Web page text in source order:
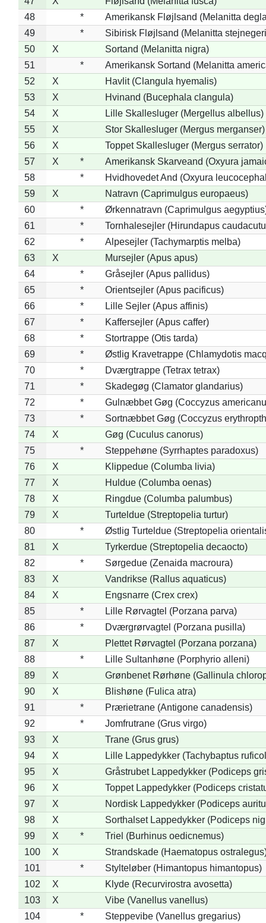
48
*
Amerikansk Fløjlsand (Melanitta
49
*
Sibirisk Fløjlsand (Melanitta
50
X
Sortand (Melanitta nigra)
51
*
Amerikansk Sortand (Melanitta
52
X
Havlit (Clangula hyemalis)
53
X
Hvinand (Bucephala clangula)
54
X
Lille Skallesluger (Mergellus albellus)
55
X
Stor Skallesluger (Mergus merganser)
56
X
Toppet Skallesluger (Mergus serrator)
57
X *
Amerikansk Skarveand (Oxyura
58
*
Hvidhovedet And (Oxyura
59
X
Natravn (Caprimulgus europaeus)
60
*
Ørkennatravn (Caprimulgus
61
*
Tornhalesejler (Hirundapus
62
*
Alpesejler (Tachymarptis melba)
63
X
Mursejler (Apus apus)
64
*
Gråsejler (Apus pallidus)
65
*
Orientsejler (Apus pacificus)
66
*
Lille Sejler (Apus affinis)
67
*
Kaffersejler (Apus caffer)
68
*
Stortrappe (Otis tarda)
69
*
Østlig Kravetrappe (Chlamydotis
70
*
Dværgtrappe (Tetrax tetrax)
71
*
Skadegøg (Clamator glandarius)
72
*
Gulnæbbet Gøg (Coccyzus
73
*
Sortnæbbet Gøg (Coccyzus
74
X
Gøg (Cuculus canorus)
75
*
Steppehøne (Syrrhaptes paradoxus)
76
X
Klippedue (Columba livia)
77
X
Huldue (Columba oenas)
78
X
Ringdue (Columba palumbus)
79
X
Turteldue (Streptopelia turtur)
80
*
Østlig Turteldue (Streptopelia
81
X
Tyrkerdue (Streptopelia decaocto)
82
*
Sørgedue (Zenaida macroura)
83
X
Vandrikse (Rallus aquaticus)
84
X
Engsnarre (Crex crex)
85
*
Lille Rørvagtel (Porzana parva)
86
*
Dværgrørvagtel (Porzana pusilla)
87
X
Plettet Rørvagtel (Porzana porzana)
88
*
Lille Sultanhøne (Porphyrio alleni)
89
X
Grønbenet Rørhøne (Gallinula
90
X
Blishøne (Fulica atra)
91
*
Prærietrane (Antigone canadensis)
92
*
Jomfrutrane (Grus virgo)
93
X
Trane (Grus grus)
94
X
Lille Lappedykker (Tachybaptus
95
X
Gråstrubet Lappedykker (Podiceps
96
X
Toppet Lappedykker (Podiceps
97
X
Nordisk Lappedykker (Podiceps
98
X
Sorthalset Lappedykker (Podiceps
99
X *
Triel (Burhinus oedicnemus)
100
X
Strandskade (Haematopus
101
*
Stylteløber (Himantopus himantopus)
102
X
Klyde (Recurvirostra avosetta)
103
X
Vibe (Vanellus vanellus)
104
* Steppevibe (Vanellus gregarius)